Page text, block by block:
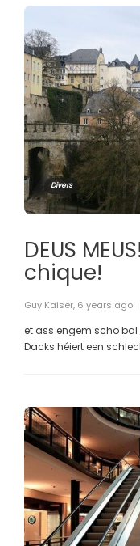
Divers
DEUS
chique!
Guy Kaiser, 6 years ago
et ass engem scho bal
Dacks héiert een